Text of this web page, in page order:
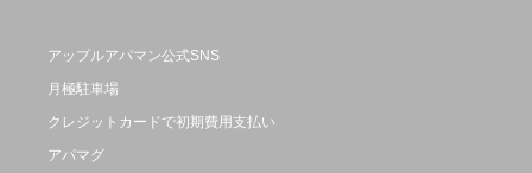
アップルアパマン公式SNS
月極駐車場
クレジットカードで初期費用支払い
アパマグ